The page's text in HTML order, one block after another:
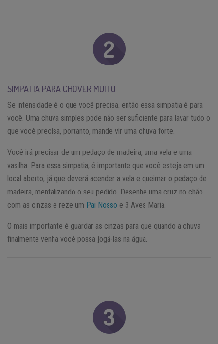
SIMPATIA PARA CHOVER MUITO
Se intensidade é o que você precisa, então essa simpatia é para
você. Uma chuva simples pode não ser suficiente para lavar tudo o
que você precisa, portanto, mande vir uma chuva forte.
Você irá precisar de um pedaço de madeira, uma vela e uma
vasilha. Para essa simpatia, é importante que você esteja em um
local aberto, já que deverá acender a vela e queimar o pedaço de
madeira, mentalizando o seu pedido. Desenhe uma cruz no chão
com as cinzas e reze um Pai Nosso e 3 Aves Maria.
O mais importante é guardar as cinzas para que quando a chuva
finalmente venha você possa jogá-las na água.